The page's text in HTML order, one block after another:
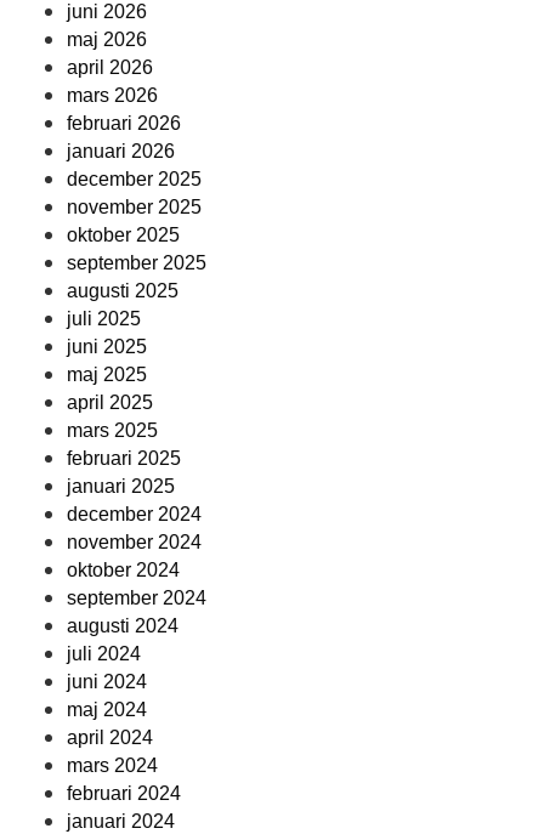
juni 2026
maj 2026
april 2026
mars 2026
februari 2026
januari 2026
december 2025
november 2025
oktober 2025
september 2025
augusti 2025
juli 2025
juni 2025
maj 2025
april 2025
mars 2025
februari 2025
januari 2025
december 2024
november 2024
oktober 2024
september 2024
augusti 2024
juli 2024
juni 2024
maj 2024
april 2024
mars 2024
februari 2024
januari 2024